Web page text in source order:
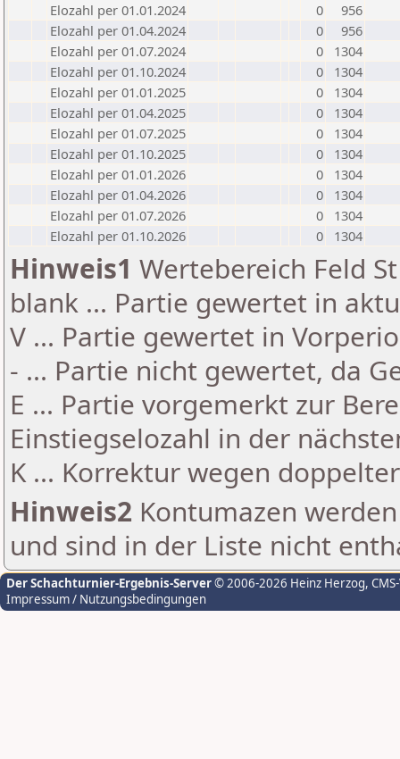
Elozahl per 01.01.2024
0
956
Elozahl per 01.04.2024
0
956
Elozahl per 01.07.2024
0
1304
Elozahl per 01.10.2024
0
1304
Elozahl per 01.01.2025
0
1304
Elozahl per 01.04.2025
0
1304
Elozahl per 01.07.2025
0
1304
Elozahl per 01.10.2025
0
1304
Elozahl per 01.01.2026
0
1304
Elozahl per 01.04.2026
0
1304
Elozahl per 01.07.2026
0
1304
Elozahl per 01.10.2026
0 1304
Hinweis1 Wertebereich Feld
blank ... Partie gewertet in
V ... Partie gewertet in
- ... Partie nicht gewertet, da
E ... Partie vorgemerkt zur
Einstiegselozahl in der
K ... Korrektur wegen
Hinweis2 Kontumazen
und sind in der Liste nicht
Der Schachturnier-Ergebnis-Server© 2006-2026 Heinz Herzog,
Impressum / Nutzungsbedingungen